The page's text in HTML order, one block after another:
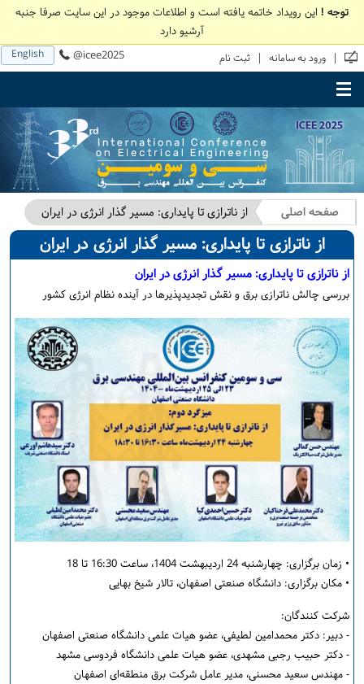
توجه ! این رویداد خاتمه یافته است و اطلاعات موجود در این سایت صرفا جنبه
آرشیو دارد
English @icee2025 | ورود به سامانه | ثبت نام
صفحه اصلی از ناترازی تا پایداری: مسیر گذار انرژی در ایران
از ناترازی تا پایداری: مسیر گذار انرژی در ایران
از ناترازی تا پایداری: مسیر گذار انرژی در ایران
بررسی چالش ناترازی برق و نقش تجدیدپذیرها در آینده نظام انرژی کشور
• زمان برگزاری: چهارشنبه 24 اردیبهشت 1404، ساعت 16:30 تا 18
• مکان برگزاری: دانشگاه صنعتی اصفهان، تالار شیخ بهایی
شرکت کنندگان:
- دبیر: دکتر محمدامین لطیفی، عضو هیات علمی دانشگاه صنعتی اصفهان
- دکتر حبیب رجبی مشهدی، عضو هیات علمی دانشگاه فردوسی مشهد
- مهندس سعید محسنی، مدیر عامل شرکت برق منطقه‌ای اصفهان